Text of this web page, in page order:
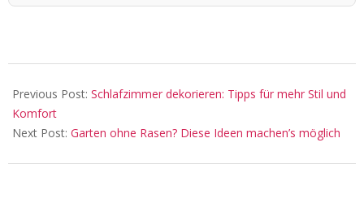
10-
03
Previous Post: Schlafzimmer dekorieren: Tipps für mehr Stil und
Komfort
Next Post: Garten ohne Rasen? Diese Ideen machen’s möglich